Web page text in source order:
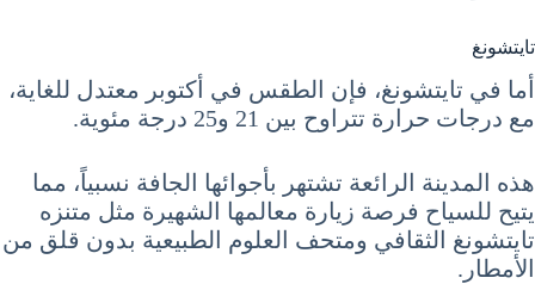
تايتشونغ
أما في تايتشونغ، فإن الطقس في أكتوبر معتدل للغاية،
مع درجات حرارة تتراوح بين 21 و25 درجة مئوية.
هذه المدينة الرائعة تشتهر بأجوائها الجافة نسبياً، مما
يتيح للسياح فرصة زيارة معالمها الشهيرة مثل متنزه
تايتشونغ الثقافي ومتحف العلوم الطبيعية بدون قلق من
الأمطار.